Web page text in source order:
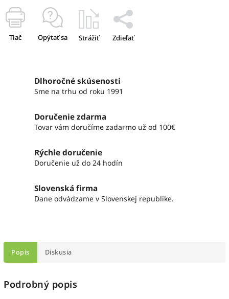
Tlač Opýtať sa Strážiť Zdieľať
Dlhoročné skúsenosti
Sme na trhu od roku 1991
Doručenie zdarma
Tovar vám doručíme zadarmo už od 100€
Rýchle doručenie
Doručenie už do 24 hodín
Slovenská firma
Dane odvádzame v Slovenskej republike.
Popis Diskusia
Podrobný popis